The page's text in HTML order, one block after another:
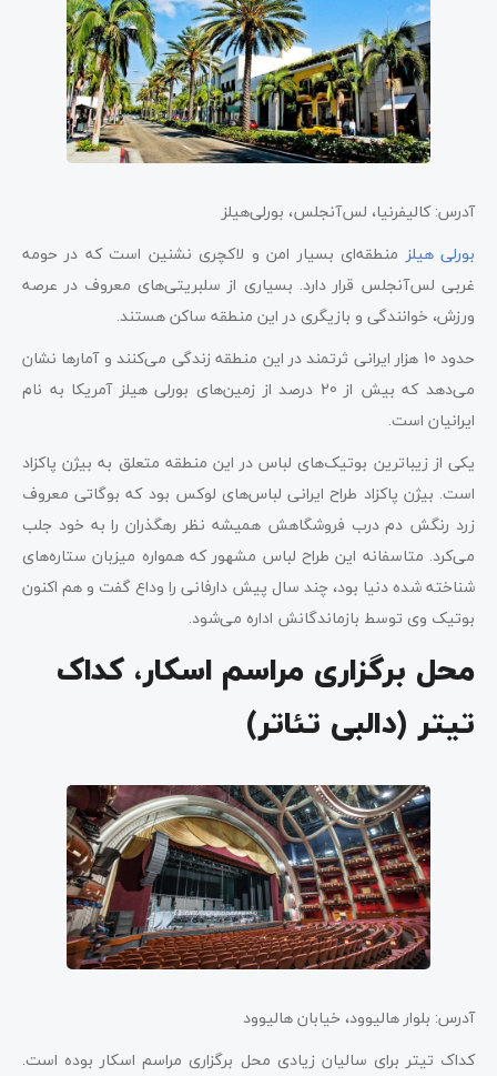
آدرس: کالیفرنیا، لس‌آنجلس، بورلی‌هیلز
بورلی‌ هیلزمنطقه‌ای بسیار امن و لاکچری نشنین است که در حومه
غربی لس‌آنجلس قرار دارد. بسیاری از سلبریتی‌های معروف در عرصه
ورزش، خوانندگی و بازیگری در این منطقه ساکن هستند.
حدود 10 هزار ایرانی ثرتمند در این منطقه زندگی می‌کنند و آمارها نشان
می‌دهد که بیش از 20 درصد از زمین‌های بورلی هیلز آمریکا به نام
ایرانیان است.
یکی از زیباترین بوتیک‌های لباس در این منطقه متعلق به بیژن پاکزاد
است. بیژن پاکزاد طراح ایرانی لباس‌های لوکس بود که بوگاتی معروف
زرد رنگش دم درب فروشگاهش همیشه نظر رهگذران را به خود جلب
می‌کرد. متاسفانه این طراح لباس مشهور که همواره میزبان ستاره‌های
شناخته شده دنیا بود، چند سال پیش دارفانی را وداع گفت و هم اکنون
بوتیک وی توسط بازماندگانش اداره می‌شود.
محل برگزاری مراسم اسکار، کداک
تیتر (دالبی تئاتر)
آدرس: بلوار هالیوود، خیابان هالیوود
کداک تیتر برای سالیان زیادی محل برگزاری مراسم اسکار بوده است.